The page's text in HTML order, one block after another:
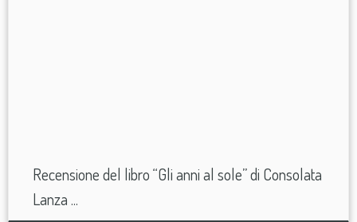
Recensione del libro “Gli anni al sole” di Consolata
Lanza ...